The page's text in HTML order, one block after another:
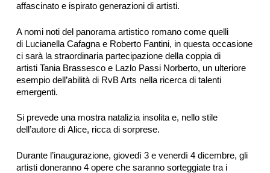
affascinato e ispirato generazioni di artisti.
A nomi noti del panorama artistico romano come quelli
di Lucianella Cafagna e Roberto Fantini, in questa occasione
ci sarà la straordinaria partecipazione della coppia di
artisti Tania Brassesco e Lazlo Passi Norberto, un ulteriore
esempio dell’abilità di RvB Arts nella ricerca di talenti
emergenti.
Si prevede una mostra natalizia insolita e, nello stile
dell’autore di Alice, ricca di sorprese.
Durante l’inaugurazione, giovedì 3 e venerdì 4 dicembre, gli
artisti doneranno 4 opere che saranno sorteggiate tra i